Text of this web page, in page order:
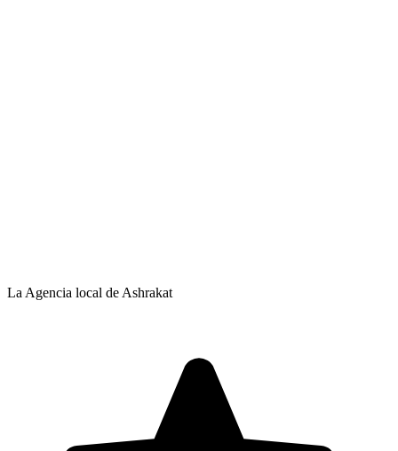
La Agencia local de Ashrakat